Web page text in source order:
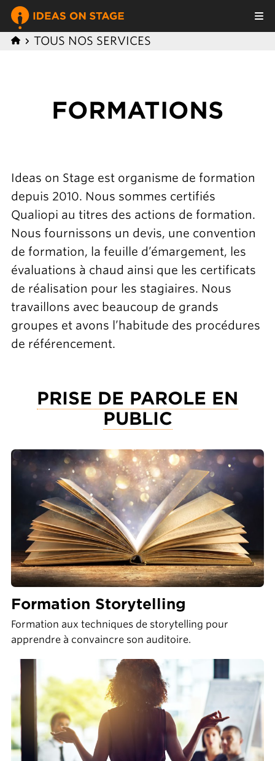
TOUS NOS SERVICES
FORMATIONS
Ideas on Stage est organisme de formation
depuis 2010. Nous sommes certifiés
Qualiopi au titres des actions de formation.
Nous fournissons un devis, une convention
de formation, la feuille d’émargement, les
évaluations à chaud ainsi que les certificats
de réalisation pour les stagiaires. Nous
travaillons avec beaucoup de grands
groupes et avons l’habitude des procédures
de référencement.
PRISE DE PAROLE EN
PUBLIC
Formation Storytelling
Formation aux techniques de storytelling pour
apprendre à convaincre son auditoire.